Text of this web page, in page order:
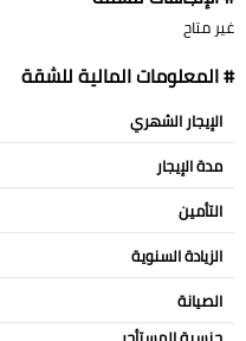
غير متاح
# المعلومات المالية للشقة
الإيجار الشهري
مدة الإيجار
التأمين
الزيادة السنوية
الصيانة